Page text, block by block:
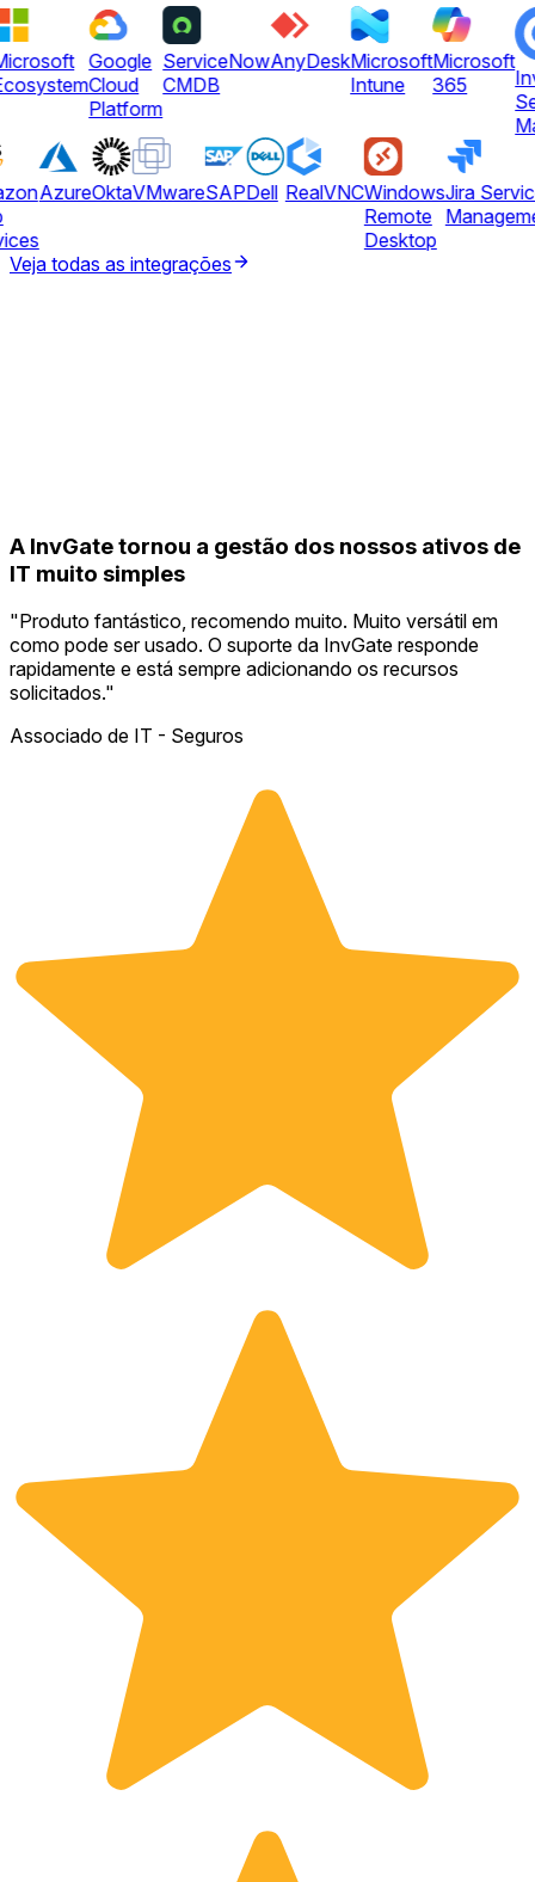
Google
Cloud
Platform
ServiceNow
CMDB
AnyDeskMicrosoft
Intune
Microsoft
365
AzureOktaVMwareSAPDell RealVNCWindows
Remote
Desktop
Jira
Veja todas as integrações
A InvGate tornou a gestão dos nossos ativos de
IT muito simples
"Produto fantástico, recomendo muito. Muito versátil em
como pode ser usado. O suporte da InvGate responde
rapidamente e está sempre adicionando os recursos
solicitados."
Associado de IT - Seguros